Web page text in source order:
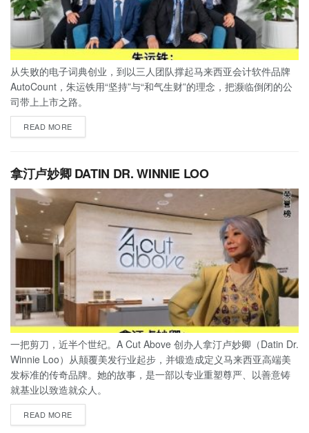
从失败的电子词典创业，到以三人团队撑起马来西亚会计软件品牌
AutoCount，朱运铁用“坚持”与“和气生财”的理念，把濒临倒闭的公
司带上上市之路。
READ MORE
拿汀卢妙卿 DATIN DR. WINNIE LOO
一把剪刀，近半个世纪。A Cut Above 创办人拿汀卢妙卿（Datin Dr.
Winnie Loo）从颠覆美发行业起步，并锻造成定义马来西亚高端美
发标准的传奇品牌。她的故事，是一部以专业重塑尊严、以善意铸
就基业以致造就众人。
READ MORE